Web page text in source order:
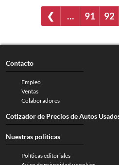
❮ … 91 92
Contacto
Empleo
Ventas
Colaboradores
Cotizador de Precios de Autos
Nuestras politicas
Políticas editoriales